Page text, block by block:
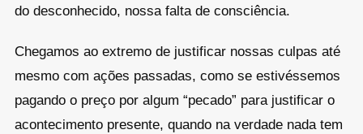
do desconhecido, nossa falta de consciência.
Chegamos ao extremo de justificar nossas culpas até
mesmo com ações passadas, como se estivéssemos
pagando o preço por algum “pecado” para justificar o
acontecimento presente, quando na verdade nada tem